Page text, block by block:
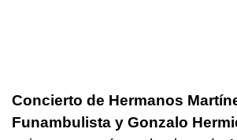
Concierto de Hermanos
Funambulista y Gonzalo